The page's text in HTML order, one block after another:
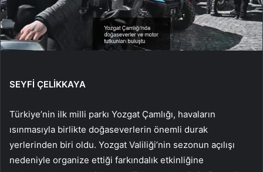
SEYFİ ÇELİKKAYA
Türkiye’nin ilk milli parkı Yozgat Çamlığı, havaların
ısınmasıyla birlikte doğaseverlerin önemli durak
yerlerinden biri oldu. Yozgat Valiliği’nin sezonun açılışı
nedeniyle organize ettiği farkındalık etkinliğine